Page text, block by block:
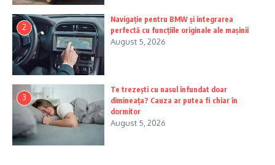
2
Navigație pentru BMW și integrarea
perfectă cu funcțiile originale ale mașinii
August 5, 2026
3
Te trezești cu nasul înfundat doar
dimineața? Cauza ar putea fi chiar în
dormitor
August 5, 2026